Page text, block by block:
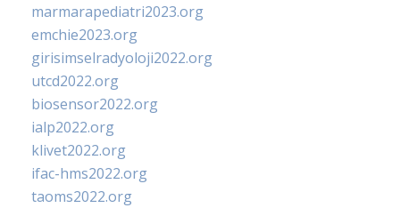
marmarapediatri2023.org
emchie2023.org
girisimselradyoloji2022.org
utcd2022.org
biosensor2022.org
ialp2022.org
klivet2022.org
ifac-hms2022.org
taoms2022.org